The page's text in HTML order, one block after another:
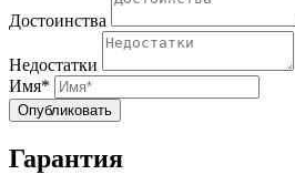
Достоинства
Недостатки
Имя*
Опубликовать
Гарантия